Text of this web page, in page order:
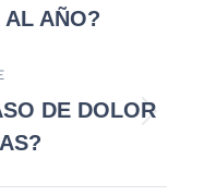
AL AÑO?
DE DOLOR